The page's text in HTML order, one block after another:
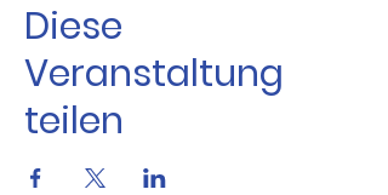
Diese
Veranstaltung
teilen